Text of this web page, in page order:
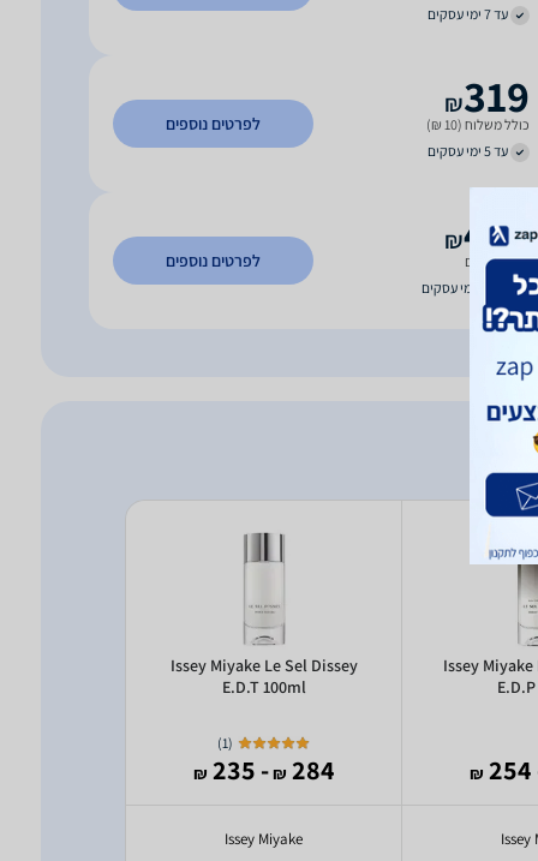
עד 7 ימי עסקים
319
₪
כולל משלוח (10 ₪)
עד 5 ימי עסקים
לפרטים נוספים
421
₪
משלוח חינם
לפרטים נוספים
Issey
₪
Issey
Issey Miyake Le Sel Dissey
E.D.T 100ml
(
1
)
284
₪
- 235
₪
Issey Miyake